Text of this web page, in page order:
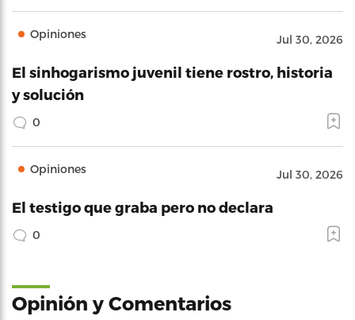
Opiniones Jul 30, 2026
El sinhogarismo juvenil tiene rostro, historia
y solución
0
Opiniones Jul 30, 2026
El testigo que graba pero no declara
0
Opinión y Comentarios